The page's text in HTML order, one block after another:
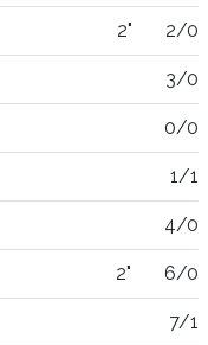
2" 2/0
3/0
0/0
1/1
4/0
2" 6/0
7/1